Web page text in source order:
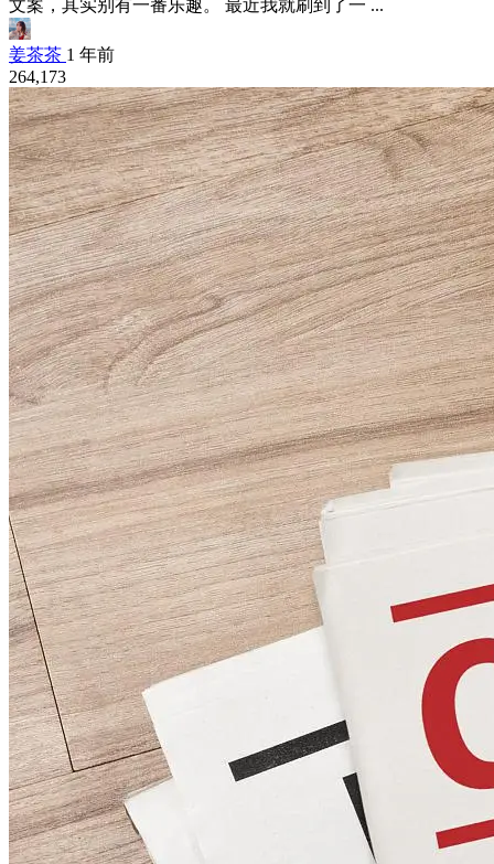
文案，其实别有一番乐趣。 最近我就刷到了一 ...
姜茶茶 1 年前
264,173